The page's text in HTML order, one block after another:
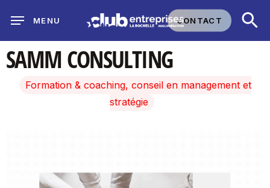
main
content
CONTACT
MENU
SAMM CONSULTING
Formation & coaching, conseil en management et
stratégie